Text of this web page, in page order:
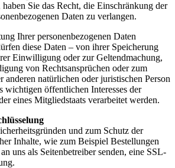
Sie das Recht, die Einschränkung der
Daten zu verlangen.
Ihrer personenbezogenen Daten
diese Daten – von ihrer Speicherung
Einwilligung oder zur Geltendmachung,
von Rechtsansprüchen oder zum
anderen natürlichen oder juristischen Person
wichtigen öffentlichen Interesses der
eines Mitgliedstaats verarbeitet werden.
und zum Schutz der
Inhalte, wie zum Beispiel Bestellungen
uns als Seitenbetreiber senden, eine SSL-